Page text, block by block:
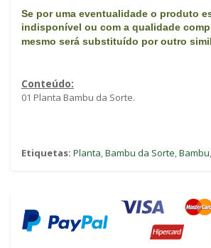
Se por uma eventualidade o produto
indisponível ou com a qualidade
mesmo será substituído por outro
Conteúdo:
01 Planta Bambu da Sorte.
Etiquetas: Planta,Bambu da Sorte,Bambu,